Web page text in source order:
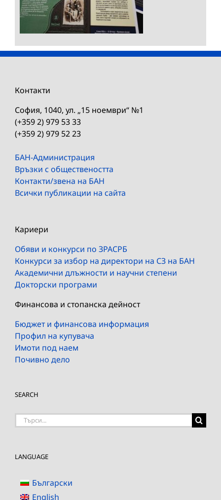
Контакти
София, 1040, ул. „15 ноември“ №1
(+359 2) 979 53 33
(+359 2) 979 52 23
БАН-Администрация
Връзки с обществеността
Контакти/звена на БАН
Всички публикации на сайта
Кариери
Обяви и конкурси по ЗРАСРБ
Конкурси за избор на директори на СЗ на БАН
Академични длъжности и научни степени
Докторски програми
Финансова и стопанска дейност
Бюджет и финансова информация
Профил на купувача
Имоти под наем
Почивно дело
SEARCH
Търсене
LANGUAGE
Български
English